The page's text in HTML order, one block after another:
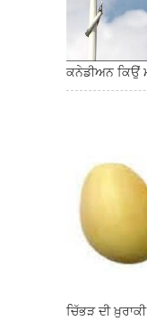
ਕਨੇਡੀਅਨ ਕਿਉਂ
ਚਿੱਭੜ ਦੀ